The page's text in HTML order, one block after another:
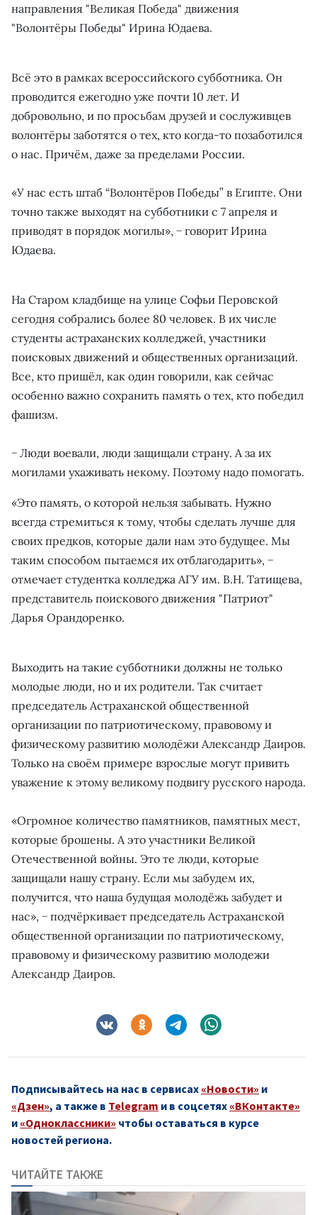
направления "Великая Победа" движения
"Волонтёры Победы" Ирина Юдаева.
Всё это в рамках всероссийского субботника. Он
проводится ежегодно уже почти 10 лет. И
добровольно, и по просьбам друзей и сослуживцев
волонтёры заботятся о тех, кто когда-то позаботился
о нас. Причём, даже за пределами России.
«У нас есть штаб “Волонтёров Победы” в Египте. Они
точно также выходят на субботники с 7 апреля и
приводят в порядок могилы», − говорит Ирина
Юдаева.
На Старом кладбище на улице Софьи Перовской
сегодня собрались более 80 человек. В их числе
студенты астраханских колледжей, участники
поисковых движений и общественных организаций.
Все, кто пришёл, как один говорили, как сейчас
особенно важно сохранить память о тех, кто победил
фашизм.
− Люди воевали, люди защищали страну. А за их
могилами ухаживать некому. Поэтому надо помогать.
«Это память, о которой нельзя забывать. Нужно
всегда стремиться к тому, чтобы сделать лучше для
своих предков, которые дали нам это будущее. Мы
таким способом пытаемся их отблагодарить», −
отмечает студентка колледжа АГУ им. В.Н. Татищева,
представитель поискового движения "Патриот"
Дарья Орандоренко.
Выходить на такие субботники должны не только
молодые люди, но и их родители. Так считает
председатель Астраханской общественной
организации по патриотическому, правовому и
физическому развитию молодёжи Александр Даиров.
Только на своём примере взрослые могут привить
уважение к этому великому подвигу русского народа.
«Огромное количество памятников, памятных мест,
которые брошены. А это участники Великой
Отечественной войны. Это те люди, которые
защищали нашу страну. Если мы забудем их,
получится, что наша будущая молодёжь забудет и
нас», − подчёркивает председатель Астраханской
общественной организации по патриотическому,
правовому и физическому развитию молодежи
Александр Даиров.
Подписывайтесь на нас в сервисах «Новости» и
«Дзен», а также в Telegram и в соцсетях «ВКонтакте»
и «Одноклассники» чтобы оставаться в курсе
новостей региона.
ЧИТАЙТЕ ТАКЖЕ